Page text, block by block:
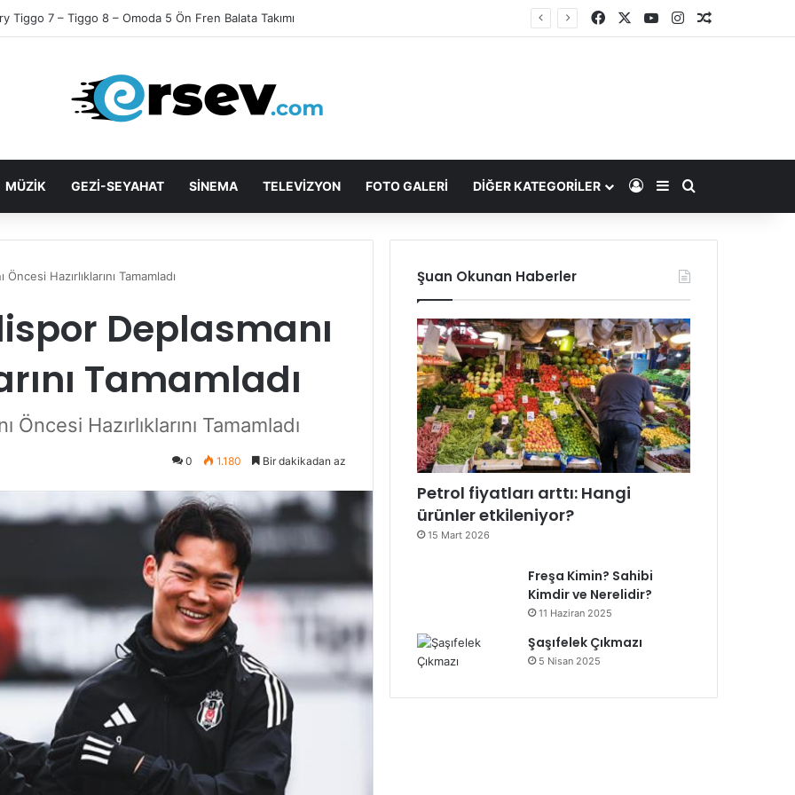
Tiggo 7 – Tiggo 8 – Omoda 5 Ön Fren Balata Takımı FacebookYouTubeInstagramRastgele
MÜZİK GEZİ-SEYAHAT SİNEMA TELEVİZYON FOTO GALERİ DIĞER KATEGORILER Kayıt OlKenar Bölmesi
Hazırlıklarını Tamamladı
Deplasmanı
Tamamladı
Hazırlıklarını Tamamladı
0 1.180 Bir dakikadan az
Şuan Okunan Haberler
Petrol fiyatları arttı: Hangi
ürünler etkileniyor?
15 Mart 2026
Freşa Kimin? Sahibi
Kimdir ve Nerelidir?
11 Haziran 2025
Şaşıfelek Çıkmazı
5 Nisan 2025